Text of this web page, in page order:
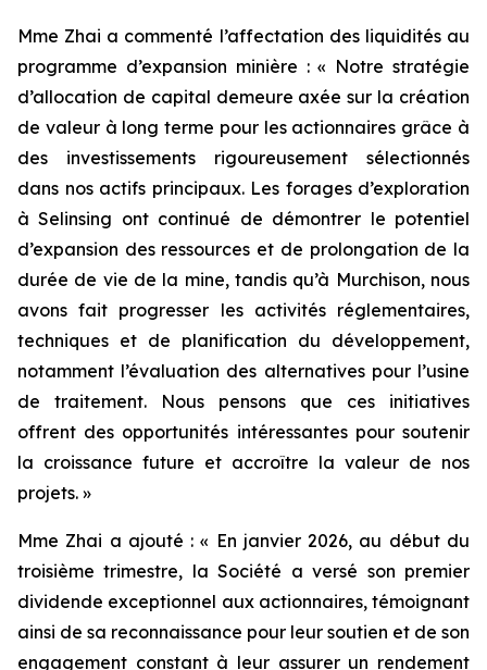
Mme Zhai a commenté l’affectation des liquidités au
programme d’expansion minière : « Notre stratégie
d’allocation de capital demeure axée sur la création
de valeur à long terme pour les actionnaires grâce à
des investissements rigoureusement sélectionnés
dans nos actifs principaux. Les forages d’exploration
à Selinsing ont continué de démontrer le potentiel
d’expansion des ressources et de prolongation de la
durée de vie de la mine, tandis qu’à Murchison, nous
avons fait progresser les activités réglementaires,
techniques et de planification du développement,
notamment l’évaluation des alternatives pour l’usine
de traitement. Nous pensons que ces initiatives
offrent des opportunités intéressantes pour soutenir
la croissance future et accroître la valeur de nos
projets. »
Mme Zhai a ajouté : « En janvier 2026, au début du
troisième trimestre, la Société a versé son premier
dividende exceptionnel aux actionnaires, témoignant
ainsi de sa reconnaissance pour leur soutien et de son
engagement constant à leur assurer un rendement